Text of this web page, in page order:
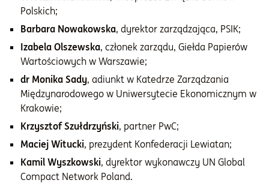
Polskich;
Barbara Nowakowska, dyrektor zarządzająca, PSIK;
Izabela Olszewska, członek zarządu, Giełda Papierów
Wartościowych w Warszawie;
dr Monika Sady, adiunkt w Katedrze Zarządzania
Międzynarodowego w Uniwersytecie Ekonomicznym w
Krakowie;
Krzysztof Szułdrzyński, partner PwC;
Maciej Witucki, prezydent Konfederacji Lewiatan;
Kamil Wyszkowski, dyrektor wykonawczy UN Global
Compact Network Poland.